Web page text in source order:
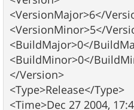
<VersionMajor>6</
<VersionMinor>5</
<BuildMajor>0</
<BuildMinor>0</
</Version>
<Type>Release</Type>
<Time>Dec 27 2004,